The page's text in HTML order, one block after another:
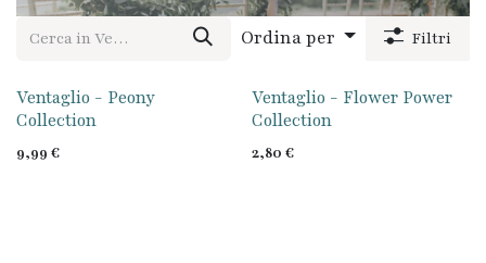
Ordina per Filtri
Ventaglio - Peony
Collection
9,99 €
Ventaglio - Flower Power
Collection
2,80 €